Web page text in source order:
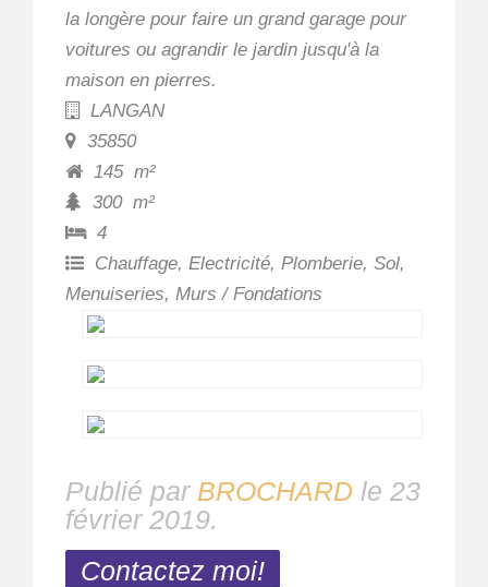
la longère pour faire un grand garage pour
voitures ou agrandir le jardin jusqu'à la
maison en pierres.
LANGAN
35850
145 m²
300 m²
4
Chauffage, Electricité, Plomberie, Sol,
Menuiseries, Murs / Fondations
Publié par BROCHARD le 23
février 2019.
Contactez moi!